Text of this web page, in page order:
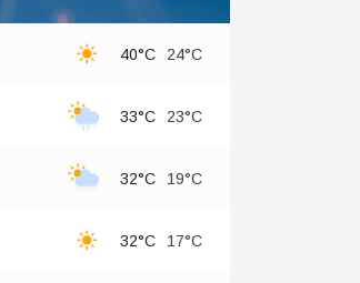
40°C 24°C
33°C 23°C
32°C 19°C
32°C 17°C